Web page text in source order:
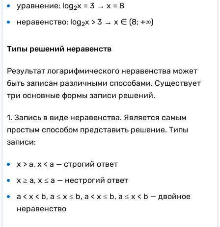
уравнение: log2x = 3 → x = 8
неравенство: log2x > 3 → x ∈ (8; +∞)
Типы решений неравенств
Результат логарифмического неравенства может
быть записан различными способами. Существует
три основные формы записи решений.
1. Запись в виде неравенства. Является самым
простым способом представить решение. Типы
записи:
x > a, x < a — строгий ответ
x ≥ a, x ≤ a — нестрогий ответ
a < x < b, a ≤ x ≤ b, a < x ≤ b, a ≤ x < b — двойное
неравенство